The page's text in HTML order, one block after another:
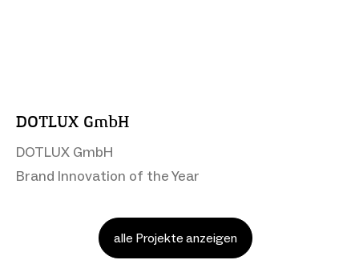
DOTLUX GmbH
DOTLUX GmbH
Brand Innovation of the Year
alle Projekte anzeigen